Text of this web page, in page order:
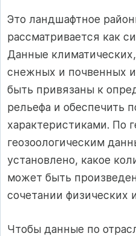
Это ландшафтное
рассматривается как
Данные
снежных и почвенных
быть привязаны к
рельефа и обеспечить
характеристиками. По
геозоологическим
установлено, какое
может быть
сочетании физических
Чтобы данные по